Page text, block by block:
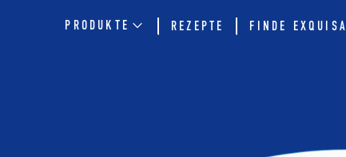
PRODUKTE REZEPTE FINDE EXQUISA